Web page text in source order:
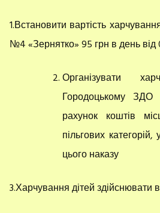
1.Встановити вартість
№4 «Зернятко» 95 грн в день від
Організувати
Городоцькому
рахунок коштів
пільгових
цього наказу
3.Харчування дітей здійснювати